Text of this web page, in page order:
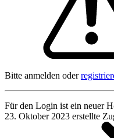
Bitte anmelden oder
Für den Login ist ein neuer
23. Oktober 2023 erstellte